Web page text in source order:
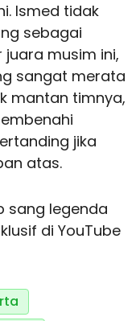
Ismed tidak
sebagai
musim ini,
sangat merata
mantan timnya,
jika
atas.
sang legenda
di YouTube